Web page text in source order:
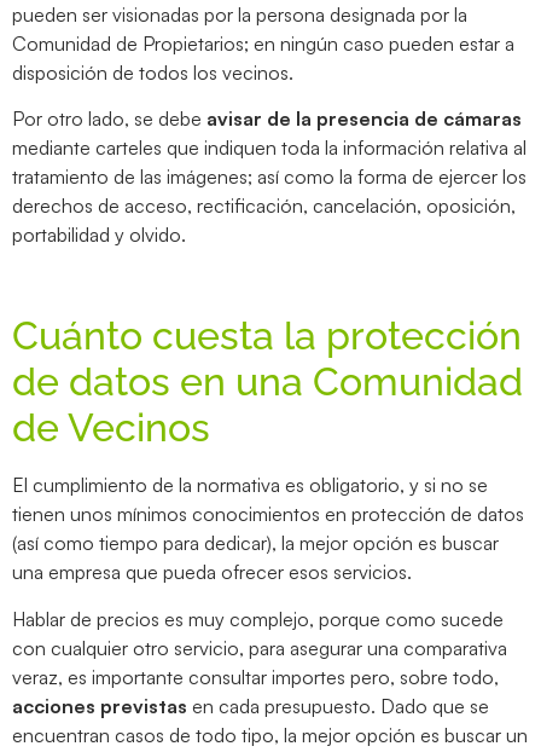
pueden ser visionadas por la persona designada por la
Comunidad de Propietarios; en ningún caso pueden estar a
disposición de todos los vecinos.
Por otro lado, se debe avisar de la presencia de cámaras
mediante carteles que indiquen toda la información relativa al
tratamiento de las imágenes; así como la forma de ejercer los
derechos de acceso, rectificación, cancelación, oposición,
portabilidad y olvido.
Cuánto cuesta la protección
de datos en una Comunidad
de Vecinos
El cumplimiento de la normativa es obligatorio, y si no se
tienen unos mínimos conocimientos en protección de datos
(así como tiempo para dedicar), la mejor opción es buscar
una empresa que pueda ofrecer esos servicios.
Hablar de precios es muy complejo, porque como sucede
con cualquier otro servicio, para asegurar una comparativa
veraz, es importante consultar importes pero, sobre todo,
acciones previstas en cada presupuesto. Dado que se
encuentran casos de todo tipo, la mejor opción es buscar un